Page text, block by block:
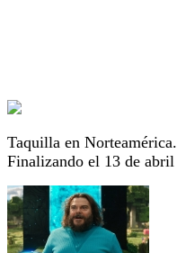
Taquilla en Norteamérica.
Finalizando el 13 de abril